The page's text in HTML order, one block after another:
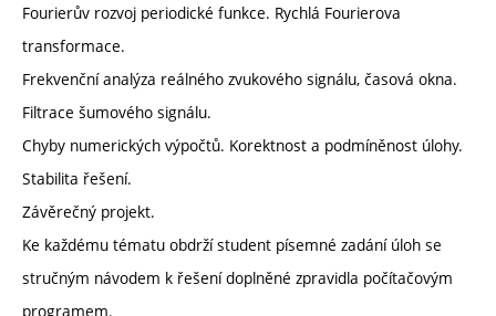
Fourierův rozvoj periodické funkce. Rychlá Fourierova
transformace.
Frekvenční analýza reálného zvukového signálu, časová okna.
Filtrace šumového signálu.
Chyby numerických výpočtů. Korektnost a podmíněnost úlohy.
Stabilita řešení.
Závěrečný projekt.
Ke každému tématu obdrží student písemné zadání úloh se
stručným návodem k řešení doplněné zpravidla počítačovým
programem.